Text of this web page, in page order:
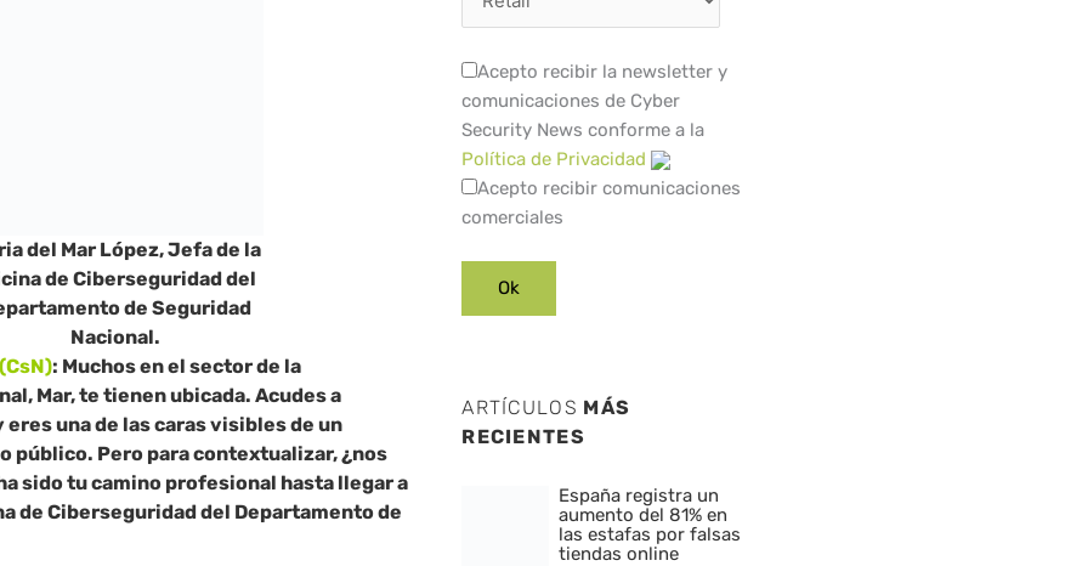
del Mar López, Jefa de la
de Ciberseguridad del
de Seguridad
Nacional.
: Muchos en el sector de la
Mar, te tienen ubicada. Acudes a
una de las caras visibles de un
público. Pero para contextualizar, ¿nos
sido tu camino profesional hasta llegar a
de Ciberseguridad del Departamento de
Acepto recibir la newsletter y
comunicaciones de Cyber
Security News conforme a la
Política de Privacidad
Acepto recibir comunicaciones
comerciales
ARTÍCULOS MÁS
RECIENTES
España registra un
aumento del 81% en
las estafas por falsas
tiendas online